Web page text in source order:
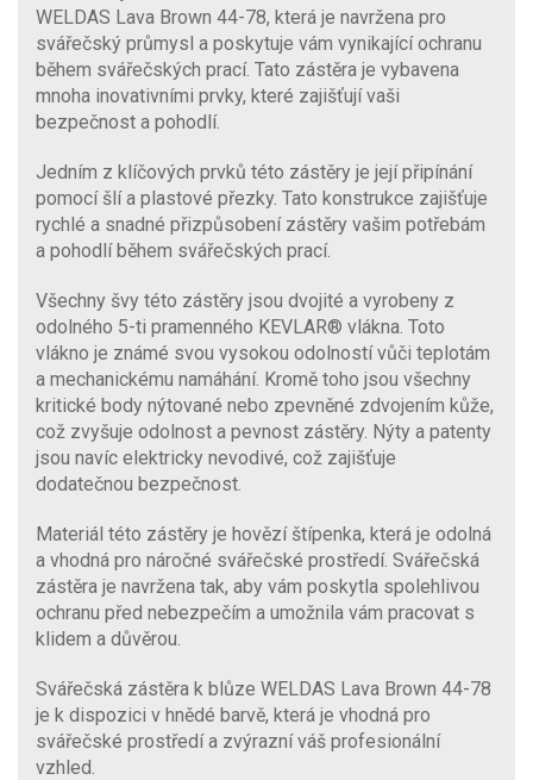
WELDAS Lava Brown 44-78, která je navržena pro
svářečský průmysl a poskytuje vám vynikající ochranu
během svářečských prací. Tato zástěra je vybavena
mnoha inovativními prvky, které zajišťují vaši
bezpečnost a pohodlí.
Jedním z klíčových prvků této zástěry je její připínání
pomocí šlí a plastové přezky. Tato konstrukce zajišťuje
rychlé a snadné přizpůsobení zástěry vašim potřebám
a pohodlí během svářečských prací.
Všechny švy této zástěry jsou dvojité a vyrobeny z
odolného 5-ti pramenného KEVLAR® vlákna. Toto
vlákno je známé svou vysokou odolností vůči teplotám
a mechanickému namáhání. Kromě toho jsou všechny
kritické body nýtované nebo zpevněné zdvojením kůže,
což zvyšuje odolnost a pevnost zástěry. Nýty a patenty
jsou navíc elektricky nevodivé, což zajišťuje
dodatečnou bezpečnost.
Materiál této zástěry je hovězí štípenka, která je odolná
a vhodná pro náročné svářečské prostředí. Svářečská
zástěra je navržena tak, aby vám poskytla spolehlivou
ochranu před nebezpečím a umožnila vám pracovat s
klidem a důvěrou.
Svářečská zástěra k blůze WELDAS Lava Brown 44-78
je k dispozici v hnědé barvě, která je vhodná pro
svářečské prostředí a zvýrazní váš profesionální
vzhled.